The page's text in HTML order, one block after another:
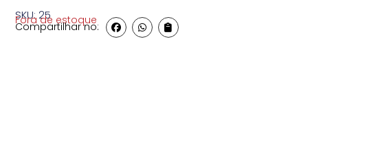
SKU: 25
Fora de estoque
Compartilhar no: